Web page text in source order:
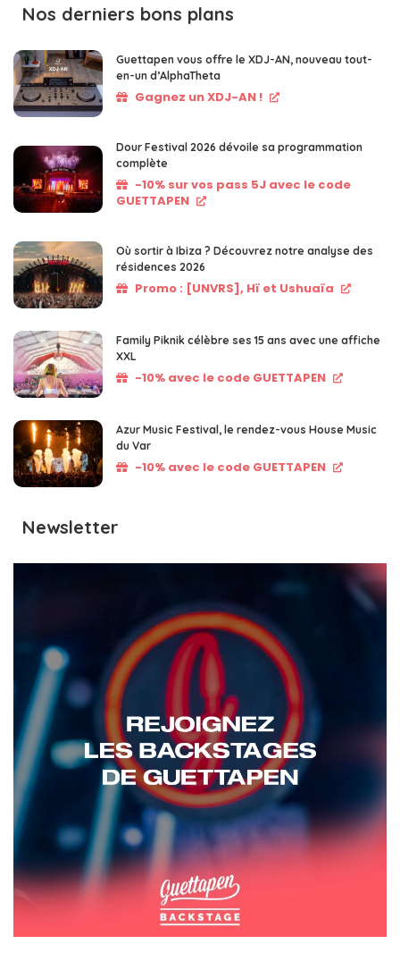
Nos derniers bons plans
Guettapen vous offre le XDJ-AN, nouveau tout-
en-un d’AlphaTheta
Gagnez un XDJ-AN !
Dour Festival 2026 dévoile sa programmation
complète
-10% sur vos pass 5J avec le code
GUETTAPEN
Où sortir à Ibiza ? Découvrez notre analyse des
résidences 2026
Promo : [UNVRS], Hï et Ushuaïa
Family Piknik célèbre ses 15 ans avec une affiche
XXL
-10% avec le code GUETTAPEN
Azur Music Festival, le rendez-vous House Music
du Var
-10% avec le code GUETTAPEN
Newsletter